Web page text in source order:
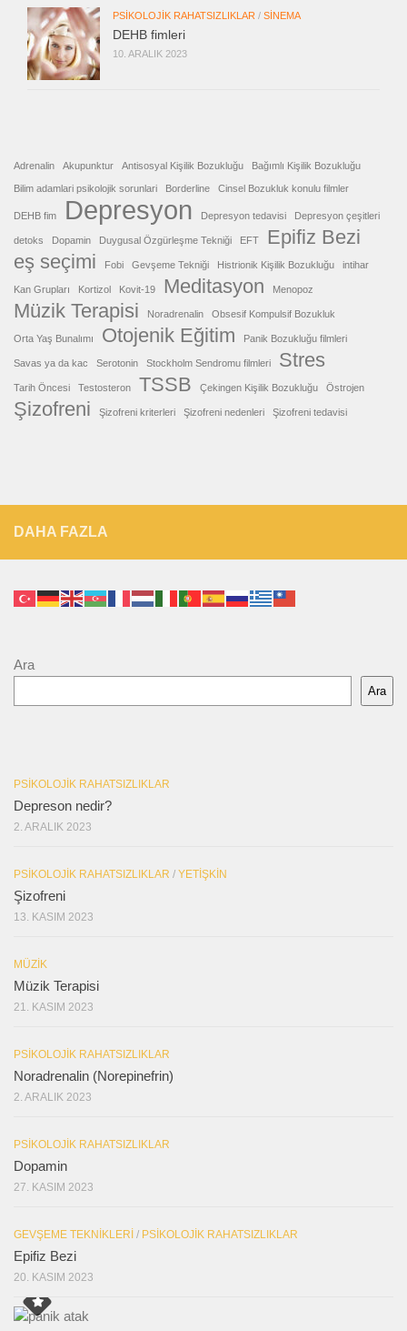
PSIKOLOJIK RAHATSIZLIKLAR / SINEMA
DEHB fimleri
10. ARALIK 2023
Adrenalin Akupunktur Antisosyal Kişilik Bozukluğu Bağımlı Kişilik Bozukluğu
Bilim adamlari psikolojik sorunlari Borderline Cinsel Bozukluk konulu filmler
DEHB fim Depresyon Depresyon tedavisi Depresyon çeşitleri
detoks Dopamin Duygusal Özgürleşme Tekniği EFT
Epifiz Bezi
eş seçimi
Fobi Gevşeme Tekniği Histrionik Kişilik Bozukluğu intihar
Kan Grupları Kortizol Kovit-19 Meditasyon Menopoz
Müzik Terapisi Noradrenalin Obsesif Kompulsif Bozukluk
Orta Yaş Bunalımı Otojenik Eğitim Panik Bozukluğu filmleri
Savas ya da kac Serotonin Stockholm Sendromu filmleri Stres
Tarih Öncesi Testosteron TSSB Çekingen Kişilik Bozukluğu Östrojen
Şizofreni Şizofreni kriterleri Şizofreni nedenleri Şizofreni tedavisi
DAHA FAZLA
Ara
Ara
PSIKOLOJIK RAHATSIZLIKLAR
Depreson nedir?
2. ARALIK 2023
PSIKOLOJIK RAHATSIZLIKLAR / YETIŞKIN
Şizofreni
13. KASIM 2023
MÜZIK
Müzik Terapisi
21. KASIM 2023
PSIKOLOJIK RAHATSIZLIKLAR
Noradrenalin (Norepinefrin)
2. ARALIK 2023
PSIKOLOJIK RAHATSIZLIKLAR
Dopamin
27. KASIM 2023
GEVŞEME TEKNIKLERI / PSIKOLOJIK RAHATSIZLIKLAR
Epifiz Bezi
20. KASIM 2023